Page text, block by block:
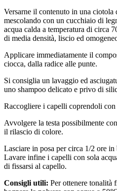
Versarne il contenuto in una ciotola
mescolando con un cucchiaio di
acqua calda a temperatura di circa
di media densità, liscio ed
Applicare immediatamente il
ciocca, dalla radice alle punte.
Si consiglia un lavaggio ed
uno shampoo delicato e privo di
Raccogliere i capelli coprendoli
Avvolgere la testa possibilmente
il rilascio di colore.
Lasciare in posa per circa 1/2 ore in
Lavare infine i capelli con sola
di fissarsi al capello.
Consigli utili: Per ottenere tonalità